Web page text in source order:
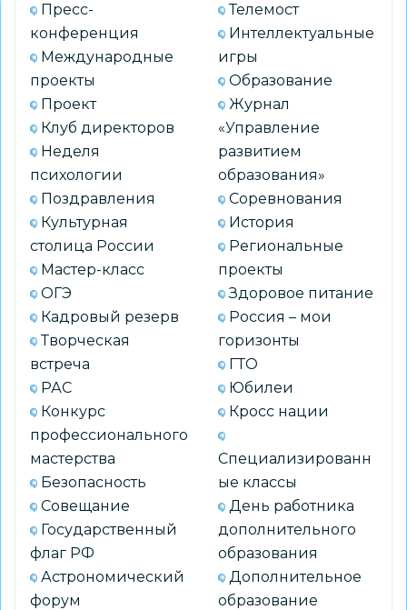
приняли
участие
Всероссийском
Уроке
«Блокадный
хлеб»
Пресс-
конференция
Международные
проекты
Проект
Клуб директоров
Неделя
психологии
Поздравления
Культурная
столица России
Мастер-класс
ОГЭ
Кадровый резерв
Творческая
встреча
РАС
Конкурс
профессионального
мастерства
Безопасность
Совещание
Государственный
флаг РФ
Астрономический
форум
Телемост
Интеллектуальные
игры
Образование
Журнал
«Управление
развитием
образования»
Соревнования
История
Региональные
проекты
Здоровое питание
Россия – мои
горизонты
ГТО
Юбилеи
Кросс нации
Специализированн
ые классы
День работника
дополнительного
образования
Дополнительное
образование